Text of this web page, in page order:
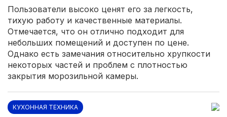
Пользователи высоко ценят его за легкость,
тихую работу и качественные материалы.
Отмечается, что он отлично подходит для
небольших помещений и доступен по цене.
Однако есть замечания относительно хрупкости
некоторых частей и проблем с плотностью
закрытия морозильной камеры.
КУХОННАЯ ТЕХНИКА